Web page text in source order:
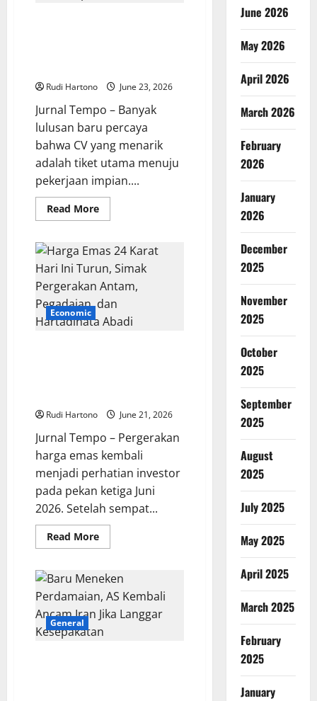
Rudi Hartono June 23, 2026
Jurnal Tempo – Banyak
lulusan baru percaya
bahwa CV yang menarik
adalah tiket utama menuju
pekerjaan impian....
Read MoreRead
more
CV
Bagus
Saja
Tidak
Cukup?
Rahasia
Mendapatkan
Pekerjaan
di
Economic
Rudi Hartono June 21, 2026
Jurnal Tempo – Pergerakan
harga emas kembali
menjadi perhatian investor
pada pekan ketiga Juni
2026. Setelah sempat...
Read MoreRead
more
Emas
24
Karat
Hari
Ini
Turun,
Simak
General
June 2026
May 2026
April 2026
March 2026
February
2026
January
2026
December
2025
November
2025
October
2025
September
2025
August
2025
July 2025
May 2025
April 2025
March 2025
February
2025
January